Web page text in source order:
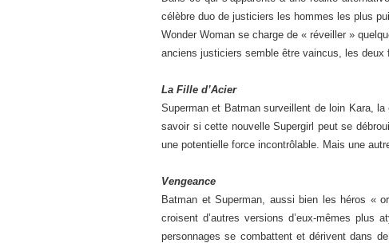
célèbre duo de justiciers les hommes les plus
Wonder Woman se charge de « réveiller »
anciens justiciers semble être vaincus, les
La Fille d’Acier
Superman et Batman surveillent de loin Kara, la
savoir si cette nouvelle Supergirl peut se
une potentielle force incontrôlable. Mais une
Vengeance
Batman et Superman, aussi bien les héros «
croisent d’autres versions d’eux-mêmes plus
personnages se combattent et dérivent dans